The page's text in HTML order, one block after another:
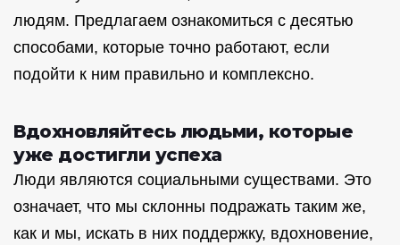
людям. Предлагаем ознакомиться с десятью
способами, которые точно работают, если
подойти к ним правильно и комплексно.
Вдохновляйтесь людьми, которые
уже достигли успеха
Люди являются социальными существами. Это
означает, что мы склонны подражать таким же,
как и мы, искать в них поддержку, вдохновение,